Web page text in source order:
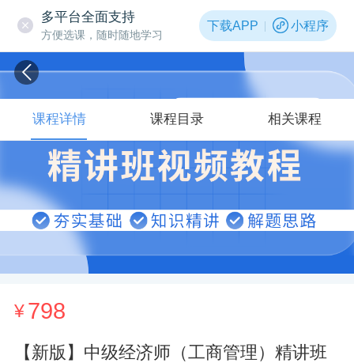
多平台全面支持
方便选课，随时随地学习
下载APP 小程序
¥798
【新版】中级经济师（工商管理）精讲班
课程详情 课程目录 相关课程